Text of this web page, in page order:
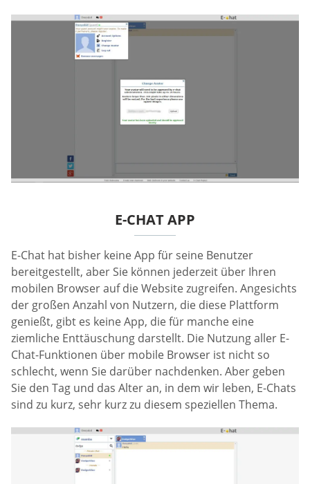
E-CHAT APP
E-Chat hat bisher keine App für seine Benutzer
bereitgestellt, aber Sie können jederzeit über Ihren
mobilen Browser auf die Website zugreifen. Angesichts
der großen Anzahl von Nutzern, die diese Plattform
genießt, gibt es keine App, die für manche eine
ziemliche Enttäuschung darstellt. Die Nutzung aller E-
Chat-Funktionen über mobile Browser ist nicht so
schlecht, wenn Sie darüber nachdenken. Aber geben
Sie den Tag und das Alter an, in dem wir leben, E-Chats
sind zu kurz, sehr kurz zu diesem speziellen Thema.